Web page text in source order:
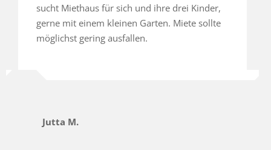
sucht Miethaus für sich und ihre drei Kinder,
gerne mit einem kleinen Garten. Miete sollte
möglichst gering ausfallen.
Jutta M.